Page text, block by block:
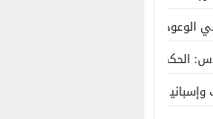
الفارغة لصناعة الواقع؟
الحكم الذاتي هو الأساس الوحيد لحل